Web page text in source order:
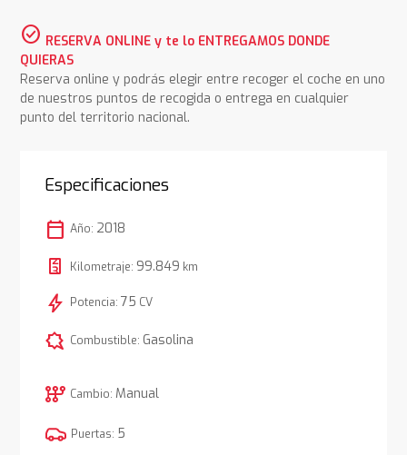
check_circle RESERVA ONLINE y te lo ENTREGAMOS DONDE
QUIERAS
Reserva online y podrás elegir entre recoger el coche en uno
de nuestros puntos de recogida o entrega en cualquier
punto del territorio nacional.
Especificaciones
calendar_today Año: 2018
Kilometraje: 99.849 km
bolt Potencia: 75 CV
comic_bubble Combustible: Gasolina
auto_transmission Cambio: Manual
Puertas: 5